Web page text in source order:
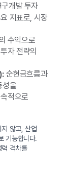
개발 투자
지표로, 시장
수익으로
자 전략의
순현금흐름과
성을
적으로
않고, 산업
기능합니다.
격차를